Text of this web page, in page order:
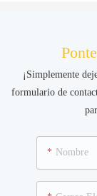
¡Simplemente
formulario de
Nombre